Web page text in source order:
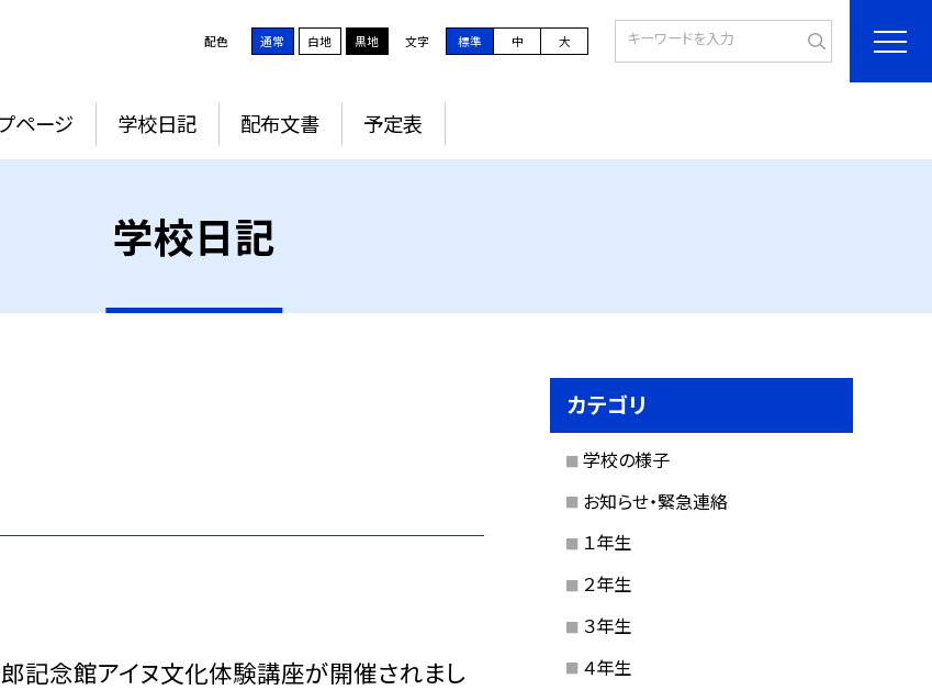
配色 通常 白地 黒地 文字 標準 中 大
ページ 学校日記 配布文書 予定表
学校日記
郎記念館アイヌ文化体験講座が開催されまし
カテゴリ
学校の様子
お知らせ・緊急連絡
１年生
２年生
３年生
４年生